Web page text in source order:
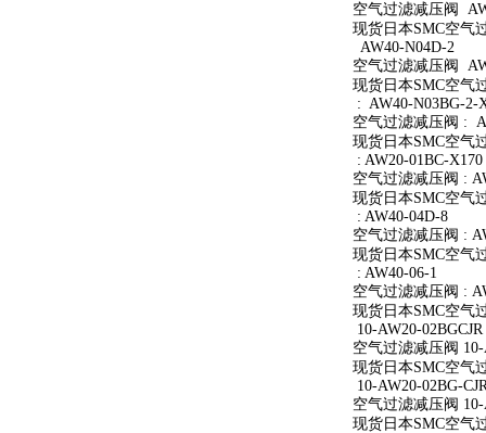
空气过滤减压阀
现货日本SMC空气
AW40-N04D-2
空气过滤减压阀
现货日本SMC空气
: AW40-N03BG-2-
空气过滤减压阀 :
现货日本SMC空气
: AW20-01BC-X170
空气过滤减压阀 :
现货日本SMC空气
: AW40-04D-8
空气过滤减压阀 :
现货日本SMC空气
: AW40-06-1
空气过滤减压阀 :
现货日本SMC空气
10-AW20-02BGCJR
空气过滤减压阀 10-
现货日本SMC空气
10-AW20-02BG-
空气过滤减压阀 10-
现货日本SMC空气